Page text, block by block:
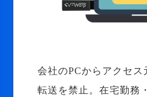
会社のPCからアクセス
転送を禁止。在宅勤務